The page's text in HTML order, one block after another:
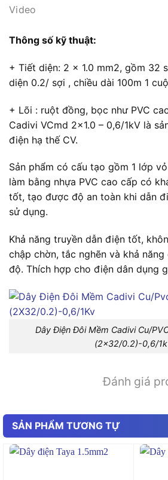
Video
Thông số kỹ thuật:
+ Tiết diện: 2 x 1.0 mm2, gồm 32
diện 0.2/ sợi , chiều dài 100m 1
+ Lõi : ruột đồng, bọc như PVC
Cadivi VCmd 2×1.0 – 0,6/1kV là
điện hạ thế CV.
Sản phẩm có cấu tạo gồm 1 lớp
làm bằng nhựa PVC cao cấp có
tốt, tạo được độ an toàn khi dẫn
sử dụng.
Khả năng truyền dẫn điện tốt,
chập chờn, tắc nghẽn và khả
độ. Thích hợp cho điện dân dụng
Dây Điện Đôi Mềm Cadivi Cu/
(2×32/0.2)-0,6/
Đánh giá
SẢN PHẨM TƯƠNG TỰ